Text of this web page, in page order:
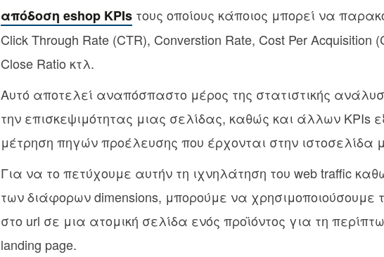
απόδοση eshop KPIsτους οποίους κάποιος μπορεί να
Click Through Rate (CTR), Converstion Rate, Cost Per Acquisition
Close Ratio κτλ.
Αυτό αποτελεί αναπόσπαστο μέρος της στατιστικής
την επισκεψιμότητας μιας σελίδας, καθώς και άλλων KPIs
μέτρηση πηγών προέλευσης που έρχονται στην ιστοσελίδα
Για να το πετύχουμε αυτήν τη ιχνηλάτηση του web traffic
των διάφορων dimensions, μπορούμε να χρησιμοποιούσουμε
στο url σε μια ατομική σελίδα ενός προϊόντος για τη
landing page.